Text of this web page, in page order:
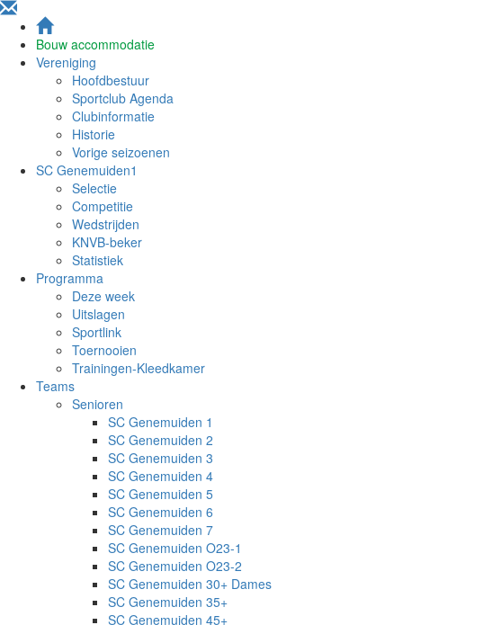
Bouw accommodatie
Vereniging
Hoofdbestuur
Sportclub Agenda
Clubinformatie
Historie
Vorige seizoenen
SC Genemuiden1
Selectie
Competitie
Wedstrijden
KNVB-beker
Statistiek
Programma
Deze week
Uitslagen
Sportlink
Toernooien
Trainingen-Kleedkamer
Teams
Senioren
SC Genemuiden 1
SC Genemuiden 2
SC Genemuiden 3
SC Genemuiden 4
SC Genemuiden 5
SC Genemuiden 6
SC Genemuiden 7
SC Genemuiden O23-1
SC Genemuiden O23-2
SC Genemuiden 30+ Dames
SC Genemuiden 35+
SC Genemuiden 45+